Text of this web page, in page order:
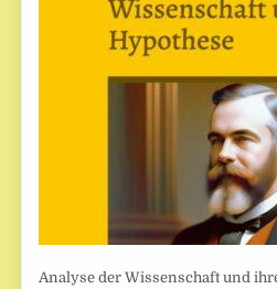
Analyse der Wissenschaft und